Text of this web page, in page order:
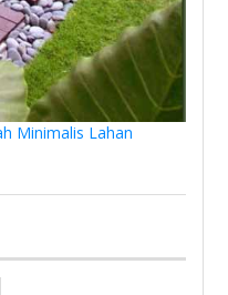
Minimalis Lahan